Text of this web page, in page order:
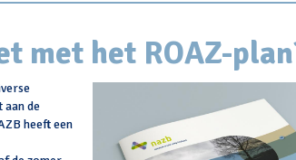
met het ROAZ-
aan de
heeft een